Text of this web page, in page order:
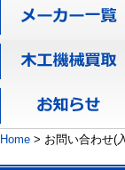
Home > お問い合わせ(